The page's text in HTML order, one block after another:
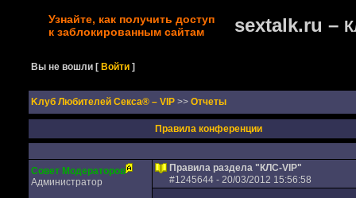
Узнайте, как получить доступ
к заблокированным сайтам
sextalk.ru –
Вы не вошли [Войти ]
Kлуб Любителей Секса® – VIP >> Отчеты
Правила конференции
Совет Модераторов
Администратор
Правила раздела "КЛС-VIP"
#1245644- 20/03/2012 15:56:58